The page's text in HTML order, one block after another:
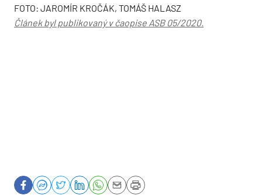
FOTO: JAROMÍR KROČÁK, TOMÁŠ HALASZ
Článek byl publikovaný v čaopise ASB 05/2020.